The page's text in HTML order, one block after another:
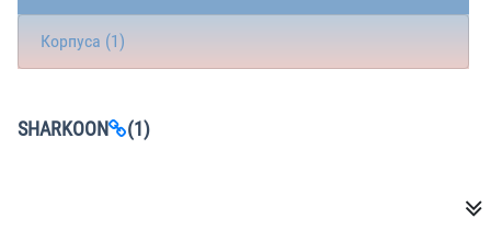
Корпуса (1)
SHARKOON (1)